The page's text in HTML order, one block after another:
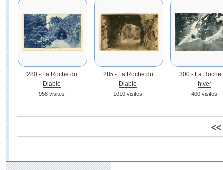
280 - La Roche du
Diable
958 visites
285 - La Roche du
Diable
1010 visites
300 - La Roche
hiver
400 visites
<<